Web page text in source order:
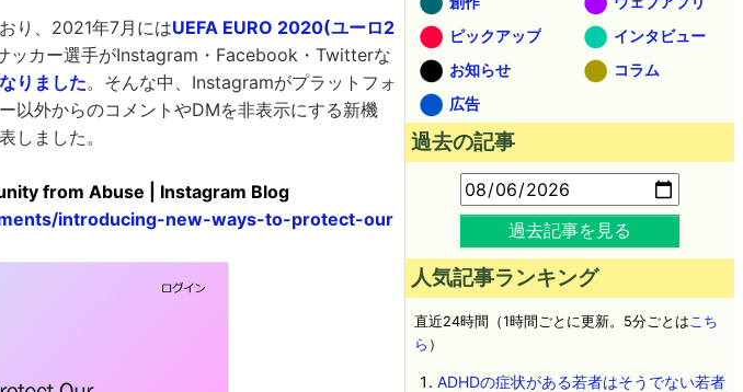
り、2021年7月にはUEFA EURO 2020(ユーロ2
ッカー選手がInstagram・Facebook・Twitterな
りました。そんな中、Instagramがプラットフォ
以外からのコメントやDMを非表示にする新機
しました。
from Abuse | Instagram Blog
introducing-new-ways-to-protect-our
ピックアップ
インタビュー
お知らせ
コラム
広告
過去の記事
過去記事を見る
人気記事ランキング
直近24時間（1時間ごとに更新。5分ごとはこち
ら ）
ADHDの症状がある若者はそうでない若者